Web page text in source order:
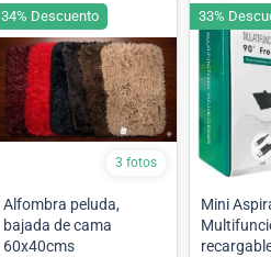
3 fotos
Alfombra peluda,
bajada de cama
60x40cms
34% Descuento
Mini
33%